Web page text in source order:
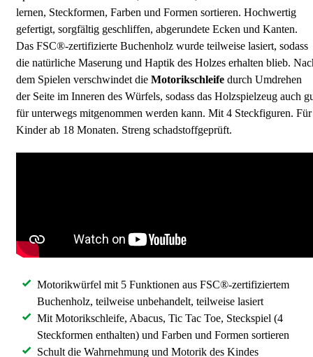
lernen, Steckformen, Farben und Formen sortieren. Hochwertig
gefertigt, sorgfältig geschliffen, abgerundete Ecken und Kanten.
Das FSC®-zertifizierte Buchenholz wurde teilweise lasiert, sodass
die natürliche Maserung und Haptik des Holzes erhalten blieb.
dem Spielen verschwindet die Motorikschleife durch Umdrehen
der Seite im Inneren des Würfels, sodass das Holzspielzeug auch
für unterwegs mitgenommen werden kann. Mit 4 Steckfiguren. Für
Kinder ab 18 Monaten. Streng schadstoffgeprüft.
Motorikwürfel mit 5 Funktionen aus FSC®-zertifiziertem
Buchenholz, teilweise unbehandelt, teilweise lasiert
Mit Motorikschleife, Abacus, Tic Tac Toe, Steckspiel (4
Steckformen enthalten) und Farben und Formen sortieren
Schult die Wahrnehmung und Motorik des Kindes